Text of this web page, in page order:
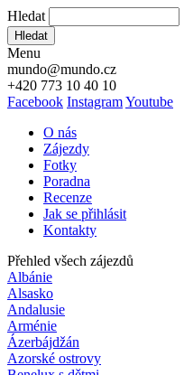
Hledat
Hledat
Menu
mundo@mundo.cz
+420 773 10 40 10
Facebook InstagramYoutube
O nás
Zájezdy
Fotky
Poradna
Recenze
Jak se přihlásit
Kontakty
Přehled všech zájezdů
Albánie
Alsasko
Andalusie
Arménie
Ázerbájdžán
Azorské ostrovy